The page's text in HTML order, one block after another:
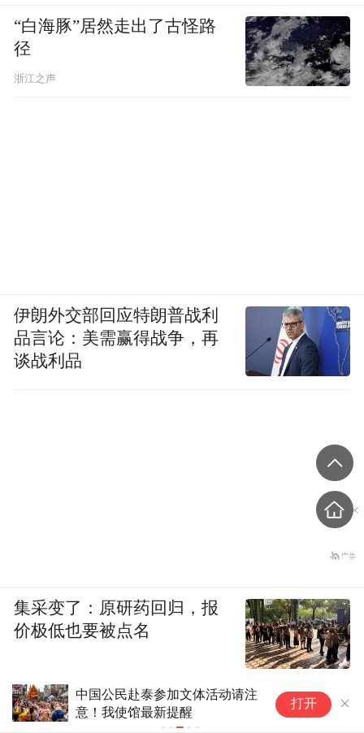
中国公民赴泰参加文体活动请注
意！我使馆最新提醒
白宫宴会厅
家耻辱”
打开
“白海豚”居然走出了古怪路
径
浙江之声
伊朗外交部回应特朗普战利
品言论：美需赢得战争，再
谈战利品
集采变了：原研药回归，报
价极低也要被点名